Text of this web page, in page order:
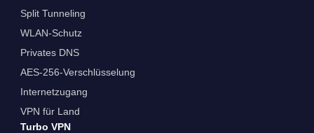
Split Tunneling
WLAN-Schutz
Privates DNS
AES-256-Verschlüsselung
Internetzugang
VPN für Land
Turbo VPN